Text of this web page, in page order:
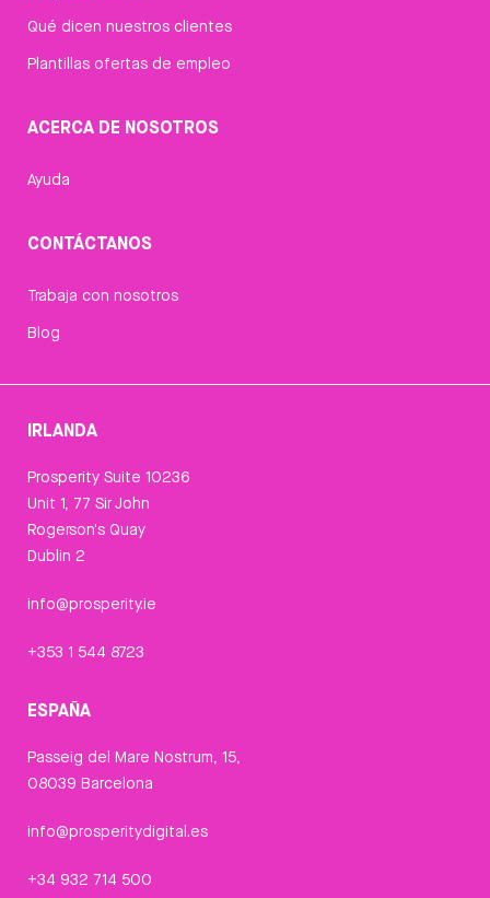
Qué dicen nuestros clientes
Plantillas ofertas de empleo
ACERCA DE NOSOTROS
Ayuda
CONTÁCTANOS
Trabaja con nosotros
Blog
IRLANDA
Prosperity Suite 10236
Unit 1, 77 Sir John
Rogerson's Quay
Dublin 2
info@prosperity.ie
+353 1 544 8723
ESPAÑA
Passeig del Mare Nostrum, 15,
08039 Barcelona
info@prosperitydigital.es
+34 932 714 500